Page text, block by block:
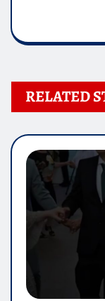
RELATED